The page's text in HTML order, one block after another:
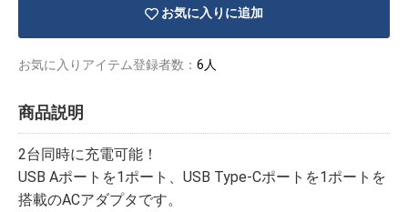
お気に入りに追加
お気に入りアイテム登録者数： 6人
商品説明
2台同時に充電可能！
USB Aポートを1ポート、USB Type-Cポートを1ポートを
搭載のACアダプタです。
アダルトグ